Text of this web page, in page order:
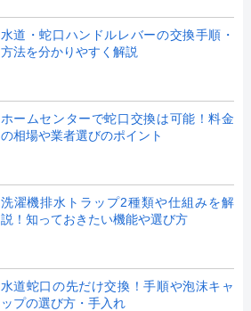
水道・蛇口ハンドルレバーの交換手順・
方法を分かりやすく解説
ホームセンターで蛇口交換は可能！料金
の相場や業者選びのポイント
洗濯機排水トラップ2種類や仕組みを解
説！知っておきたい機能や選び方
水道蛇口の先だけ交換！手順や泡沫キャ
ップの選び方・手入れ